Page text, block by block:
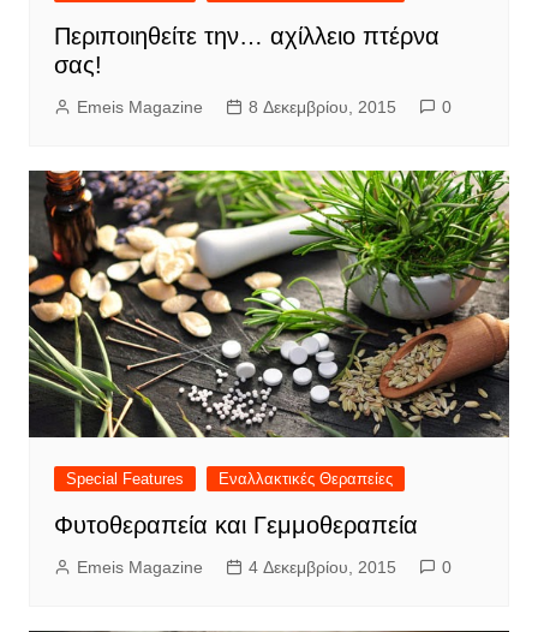
Περιποιηθείτε την… αχίλλειο πτέρνα
σας!
Emeis Magazine 8 Δεκεμβρίου, 2015 0
Special Features Εναλλακτικές Θεραπείες
Φυτοθεραπεία και Γεμμοθεραπεία
Emeis Magazine 4 Δεκεμβρίου, 2015 0